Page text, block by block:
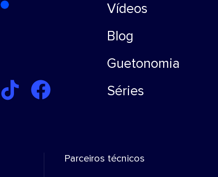
Vídeos
Blog
Guetonomia
Séries
Parceiros técnicos